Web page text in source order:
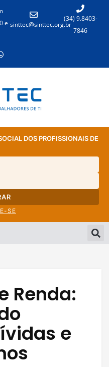
e sinttec@sinttec.org.br
(34) 9.8403-
7846
DOS PROFISSIONAIS DE
SE
Renda:
e